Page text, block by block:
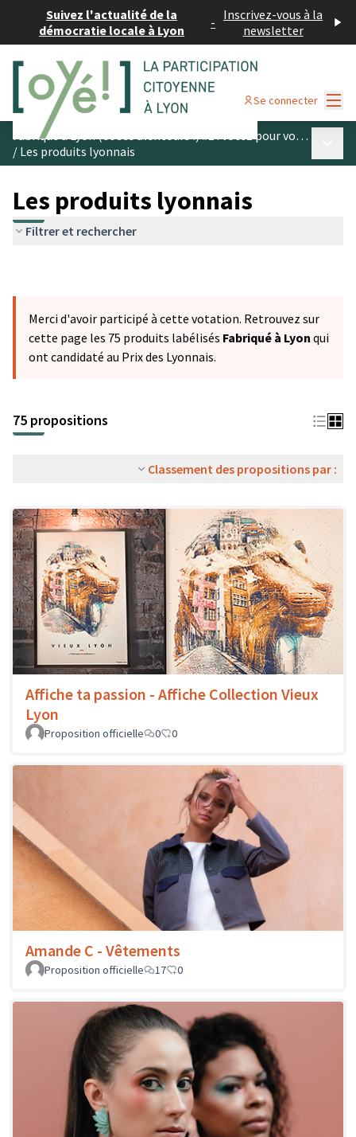
Suivez l'actualité de la
démocratie locale à Lyon
- Inscrivez-vous à la
newsletter
Se connecter
Fabriqué à Lyon (et ses alentours !) #1 : votez pour vos produits préférés
/ Les produits lyonnais
Les produits lyonnais
Filtrer et rechercher
Merci d'avoir participé à cette votation. Retrouvez sur
cette page les 75 produits labélisés Fabriqué à Lyon qui
ont candidaté au Prix des Lyonnais.
75 propositions
Classement des propositions par :
Affiche ta passion - Affiche Collection Vieux
Lyon
Proposition officielle 0 0
Amande C - Vêtements
Proposition officielle 17 0